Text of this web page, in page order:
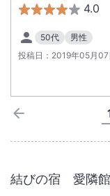
4.0
50代
男性
投稿日： 2019年05月07
結びの宿 愛隣館